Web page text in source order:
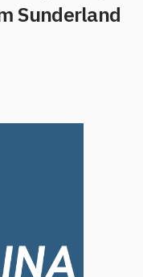
Sunderland